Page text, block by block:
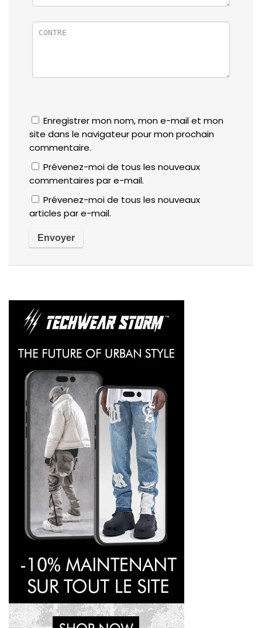
Enregistrer mon nom, mon e-mail et mon
site dans le navigateur pour mon prochain
commentaire.
Prévenez-moi de tous les nouveaux
commentaires par e-mail.
Prévenez-moi de tous les nouveaux
articles par e-mail.